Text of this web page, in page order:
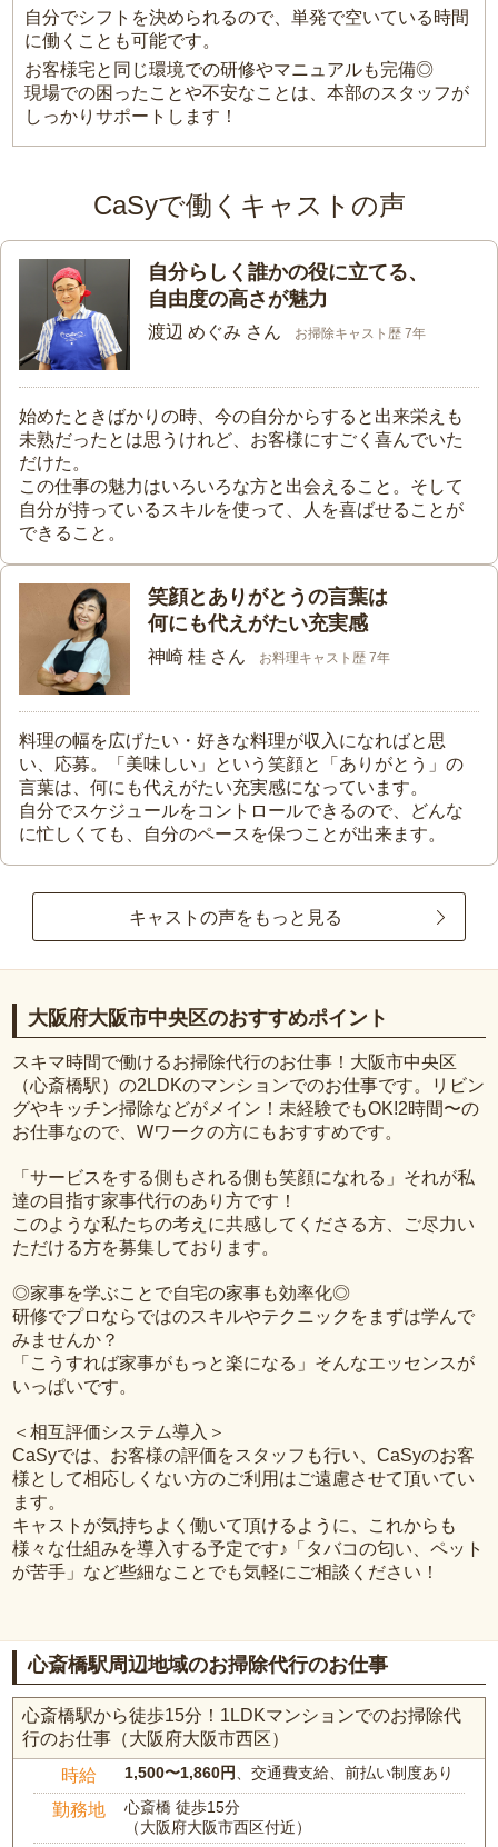
自分でシフトを決められるので、単発で空いている時間
に働くことも可能です。
お客様宅と同じ環境での研修やマニュアルも完備◎
現場での困ったことや不安なことは、本部のスタッフが
しっかりサポートします！
CaSyで働くキャストの声
自分らしく誰かの役に立てる、
自由度の高さが魅力
渡辺 めぐみ さん お掃除キャスト歴 7年
始めたときばかりの時、今の自分からすると出来栄えも
未熟だったとは思うけれど、お客様にすごく喜んでいた
だけた。
この仕事の魅力はいろいろな方と出会えること。そして
自分が持っているスキルを使って、人を喜ばせることが
できること。
笑顔とありがとうの言葉は
何にも代えがたい充実感
神崎 桂 さん お料理キャスト歴 7年
料理の幅を広げたい・好きな料理が収入になればと思
い、応募。「美味しい」という笑顔と「ありがとう」の
言葉は、何にも代えがたい充実感になっています。
自分でスケジュールをコントロールできるので、どんな
に忙しくても、自分のペースを保つことが出来ます。
キャストの声をもっと見る
大阪府大阪市中央区のおすすめポイント
スキマ時間で働けるお掃除代行のお仕事！大阪市中央区
（心斎橋駅）の2LDKのマンションでのお仕事です。リビン
グやキッチン掃除などがメイン！未経験でもOK!2時間〜の
お仕事なので、Wワークの方にもおすすめです。
「サービスをする側もされる側も笑顔になれる」それが私
達の目指す家事代行のあり方です！
このような私たちの考えに共感してくださる方、ご尽力い
ただける方を募集しております。
◎家事を学ぶことで自宅の家事も効率化◎
研修でプロならではのスキルやテクニックをまずは学んで
みませんか？
「こうすれば家事がもっと楽になる」そんなエッセンスが
いっぱいです。
＜相互評価システム導入＞
CaSyでは、お客様の評価をスタッフも行い、CaSyのお客
様として相応しくない方のご利用はご遠慮させて頂いてい
ます。
キャストが気持ちよく働いて頂けるように、これからも
様々な仕組みを導入する予定です♪「タバコの匂い、ペット
が苦手」など些細なことでも気軽にご相談ください！
心斎橋駅周辺地域のお掃除代行のお仕事
心斎橋駅から徒歩15分！1LDKマンションでのお掃除代
行のお仕事（大阪府大阪市西区）
時給 1,500〜1,860円、交通費支給、前払い制度あり
勤務地
心斎橋 徒歩15分
（大阪府大阪市西区付近）